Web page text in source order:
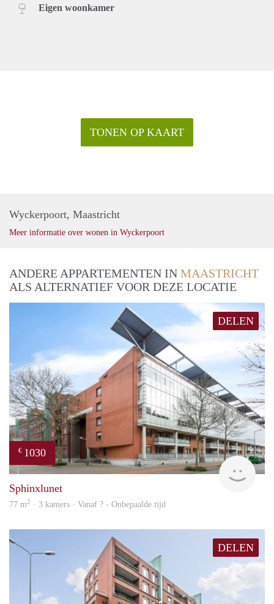
Eigen woonkamer
TONEN OP KAART
Wyckerpoort, Maastricht
Meer informatie over wonen in Wyckerpoort
ANDERE APPARTEMENTEN IN MAASTRICHT
ALS ALTERNATIEF VOOR DEZE LOCATIE
DELEN
€ 1030
Sphinxlunet
77 m2 · 3 kamers · Vanaf ? - Onbepaalde tijd
DELEN